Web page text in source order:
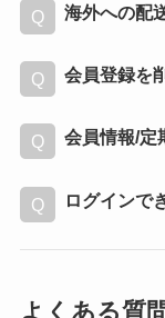
海外への配
会員登録を
会員情報/定
ログインで
よくある質